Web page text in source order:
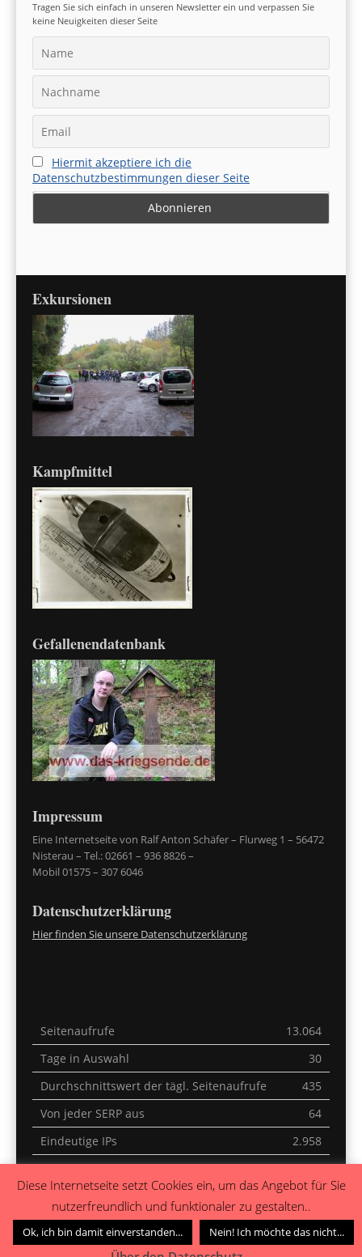
Tragen Sie sich einfach in unseren Newsletter ein und verpassen Sie
keine Neuigkeiten dieser Seite
Hiermit akzeptiere ich die
Datenschutzbestimmungen dieser Seite
Exkursionen
Kampfmittel
Gefallenendatenbank
Impressum
Eine Internetseite von Ralf Anton Schäfer – Flurweg 1 – 56472
Nisterau – Tel.: 02661 – 936 8826 –
Mobil 01575 – 307 6046
Datenschutzerklärung
Hier finden Sie unsere Datenschutzerklärung
Seitenaufrufe
13.064
Tage in Auswahl
30
Durchschnittswert der tägl. Seitenaufrufe
435
Von jeder SERP aus
64
Eindeutige IPs
2.958
Letzte 30 Minuten
1
Gestern
0
Diese Internetseite setzt Cookies ein, um das Angebot für Sie
nutzerfreundlich und funktionaler zu gestalten..
Ok, ich bin damit einverstanden... Nein! Ich möchte das nicht...